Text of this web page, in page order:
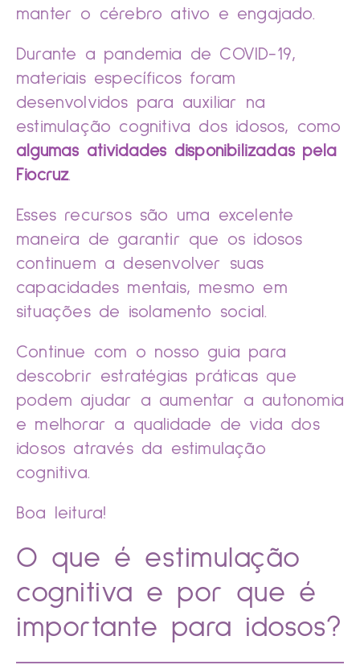
manter o cérebro ativo e engajado.
Durante a pandemia de COVID-19,
materiais específicos foram
desenvolvidos para auxiliar na
estimulação cognitiva dos idosos, como
algumas atividades disponibilizadas pela
Fiocruz.
Esses recursos são uma excelente
maneira de garantir que os idosos
continuem a desenvolver suas
capacidades mentais, mesmo em
situações de isolamento social.
Continue com o nosso guia para
descobrir estratégias práticas que
podem ajudar a aumentar a autonomia
e melhorar a qualidade de vida dos
idosos através da estimulação
cognitiva.
Boa leitura!
O que é estimulação
cognitiva e por que é
importante para idosos?